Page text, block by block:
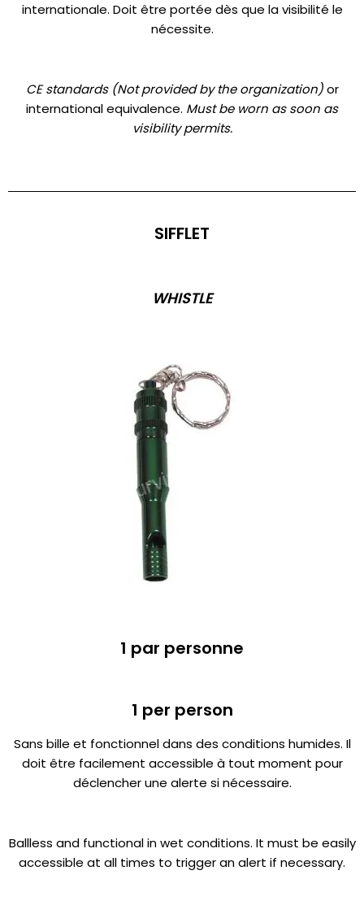
internationale. Doit être portée dès que la visibilité le
nécessite.
CE standards (Not provided by the organization)or
international equivalence. Must be worn as soon as
visibility permits.
SIFFLET
WHISTLE
1 par personne
1 per person
Sans bille et fonctionnel dans des conditions humides. Il
doit être facilement accessible à tout moment pour
déclencher une alerte si nécessaire.
Ballless and functional in wet conditions. It must be easily
accessible at all times to trigger an alert if necessary.